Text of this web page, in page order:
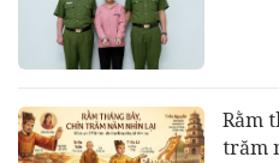
Rằm
trăm